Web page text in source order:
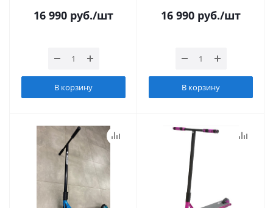
16 990 руб./шт
В корзину
16 990 руб./шт
В корзину